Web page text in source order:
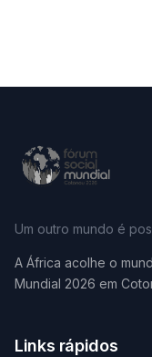
Um outro mundo é
A África acolhe o
Mundial 2026 em
Links rápidos